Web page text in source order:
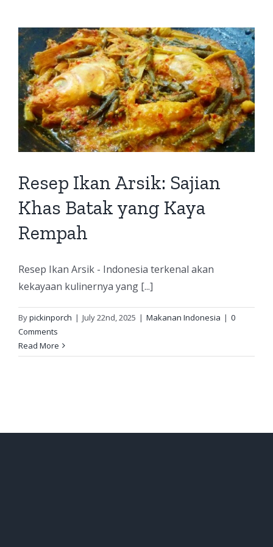
Resep Ikan Arsik: Sajian
Khas Batak yang Kaya
Rempah
Resep Ikan Arsik - Indonesia terkenal akan
kekayaan kulinernya yang [...]
Bypickinporch | July 22nd, 2025 | Makanan Indonesia | 0
Comments
Read More